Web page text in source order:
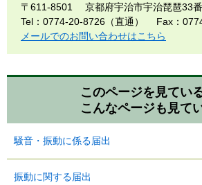
〒611-8501
京都府宇治市宇治琵琶33
Tel：0774-20-8726（直通）
Fax：
メールでのお問い合わせはこちら
このページを見てい
こんなページも見て
騒音・振動に係る届出
振動に関する届出